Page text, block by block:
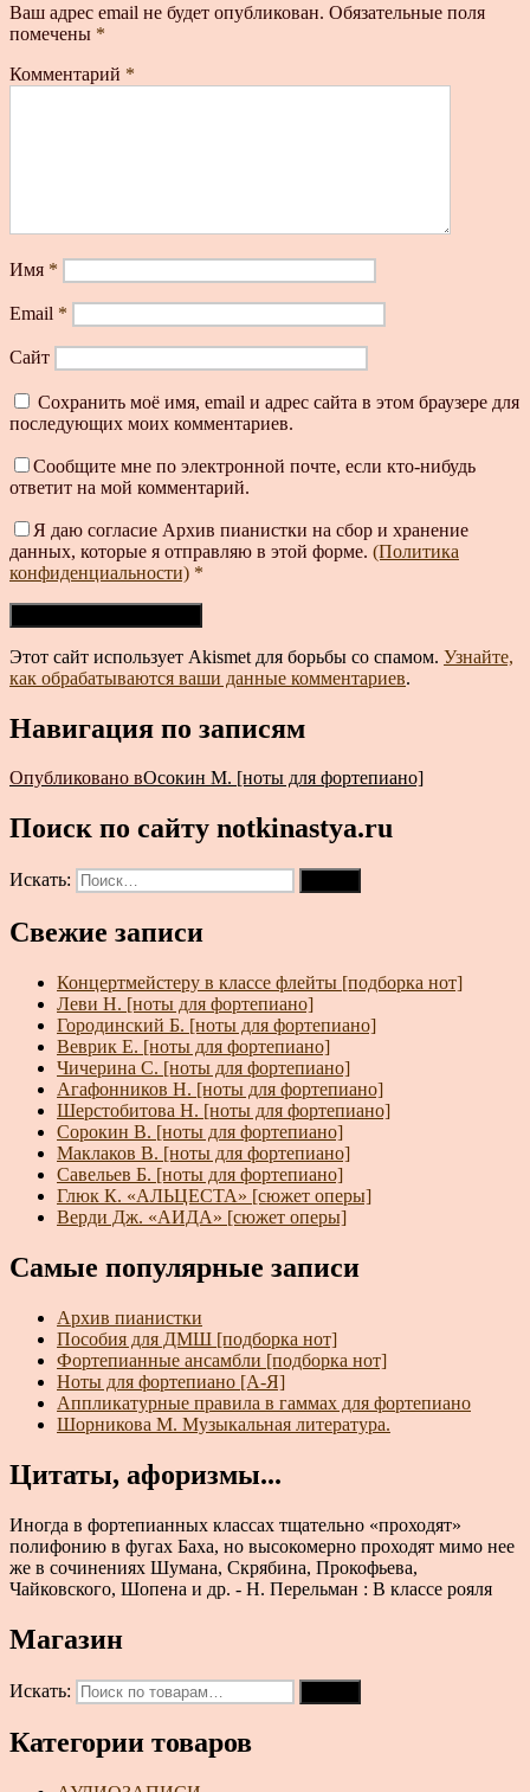
Ваш адрес email не будет опубликован. Обязательные поля
помечены *
Комментарий *
Имя *
Email *
Сайт
Сохранить моё имя, email и адрес сайта в этом браузере для
последующих моих комментариев.
Сообщите мне по электронной почте, если кто-нибудь
ответит на мой комментарий.
Я даю согласие Архив пианистки на сбор и хранение
данных, которые я отправляю в этой форме. (Политика
конфиденциальности) *
Этот сайт использует Akismet для борьбы со спамом. Узнайте,
как обрабатываются ваши данные комментариев.
Навигация по записям
Опубликовано вОсокин М. [ноты для фортепиано]
Поиск по сайту notkinastya.ru
Искать:
Свежие записи
Концертмейстеру в классе флейты [подборка нот]
Леви Н. [ноты для фортепиано]
Городинский Б. [ноты для фортепиано]
Веврик Е. [ноты для фортепиано]
Чичерина С. [ноты для фортепиано]
Агафонников Н. [ноты для фортепиано]
Шерстобитова Н. [ноты для фортепиано]
Сорокин В. [ноты для фортепиано]
Маклаков В. [ноты для фортепиано]
Савельев Б. [ноты для фортепиано]
Глюк К. «АЛЬЦЕСТА» [сюжет оперы]
Верди Дж. «АИДА» [сюжет оперы]
Самые популярные записи
Архив пианистки
Пособия для ДМШ [подборка нот]
Фортепианные ансамбли [подборка нот]
Ноты для фортепиано [А-Я]
Аппликатурные правила в гаммах для фортепиано
Шорникова М. Музыкальная литература.
Цитаты, афоризмы...
Иногда в фортепианных классах тщательно «проходят»
полифонию в фугах Баха, но высокомерно проходят мимо нее
же в сочинениях Шумана, Скрябина, Прокофьева,
Чайковского, Шопена и др. - Н. Перельман : В классе рояля
Магазин
Искать:
Категории товаров